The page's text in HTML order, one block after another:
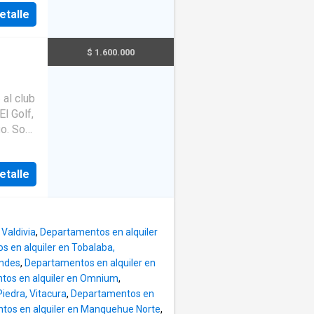
a
al club
Golf,
Son
con 3
a
$ 1.600.000
, Departamentos en alquiler
en alquiler en Tobalaba,
, Departamentos en alquiler en
en alquiler en Omnium,
Vitacura, Departamentos en
en alquiler en Manquehue Norte,